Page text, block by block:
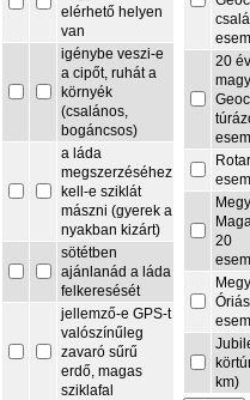
elérhető helyen
van
igénybe veszi-e
a cipőt, ruhát a
környék
(csalános,
bogáncsos)
a láda
megszerzéséhez
kell-e sziklát
mászni (gyerek a
nyakban kizárt)
sötétben
ajánlanád a láda
felkeresését
jellemző-e GPS-t
valószínűleg
zavaró sűrű
erdő, magas
sziklafal
20
20
km)